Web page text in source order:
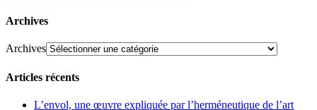
Archives
Archives
Articles récents
L’envol, une œuvre expliquée par l’herméneutique de l’art